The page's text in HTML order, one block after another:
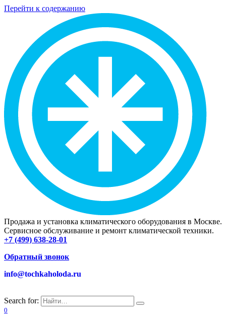
Перейти к содержанию
Продажа и установка климатического оборудования в Москве.
Сервисное обслуживание и ремонт климатической техники.
+7 (499) 638-28-01
Обратный звонок
info@tochkaholoda.ru
Search for:
0